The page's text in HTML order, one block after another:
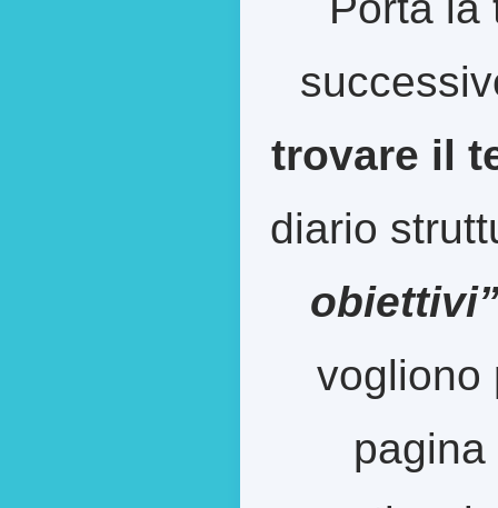
trovare il
diario
vogliono